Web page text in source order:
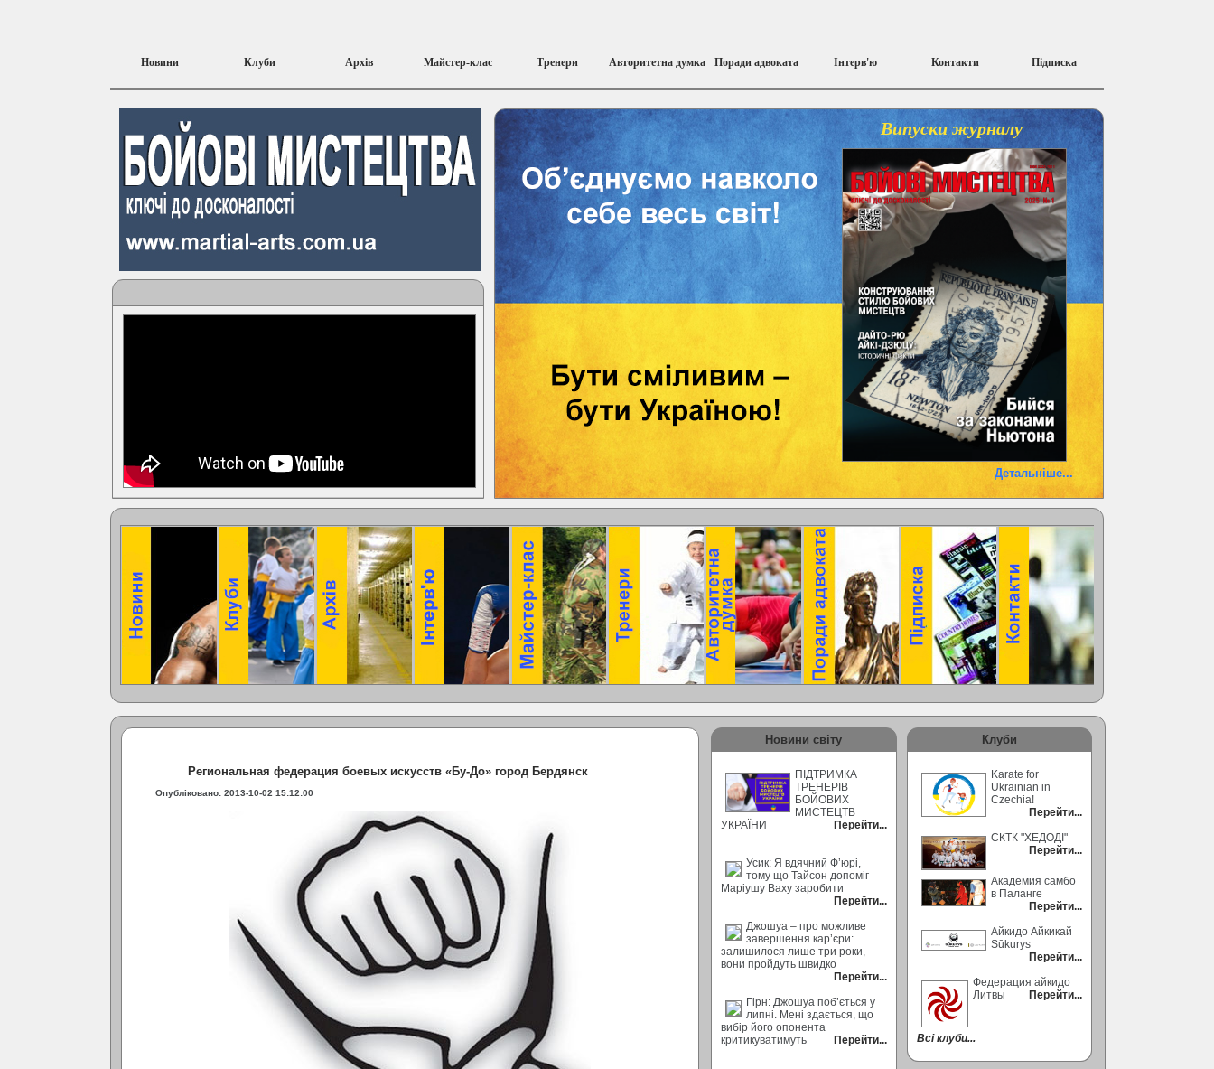
Новини Клуби Архів Майстер-клас Тренери Авторитетна думка Поради адвоката Інтерв'ю Контакти Підписка
Випуски журналу
Детальніше...
Региональная федерация боевых искусств «Бу-До» город Бердянск
Опубліковано: 2013-10-02 15:12:00
Новини світу
ПІДТРИМКА
ТРЕНЕРІВ
БОЙОВИХ
МИСТЕЦТВ
УКРАЇНИ
Перейти...
Усик: Я вдячний Ф’юрі,
тому що Тайсон допоміг
Маріушу Ваху заробити
Перейти...
Джошуа – про можливе
завершення кар’єри:
залишилося лише три роки,
вони пройдуть швидко
Перейти...
Гірн: Джошуа поб’ється у
липні. Мені здається, що
вибір його опонента
критикуватимуть
Перейти...
Клуби
Karate for
Ukrainian in
Czechia!
Перейти...
СКТК "ХЕДОДІ"
Перейти...
Академия самбо
в Паланге
Перейти...
Айкидо Айкикай
Sūkurys
Перейти...
Федерация айкидо
Литвы
Перейти...
Всі клуби...